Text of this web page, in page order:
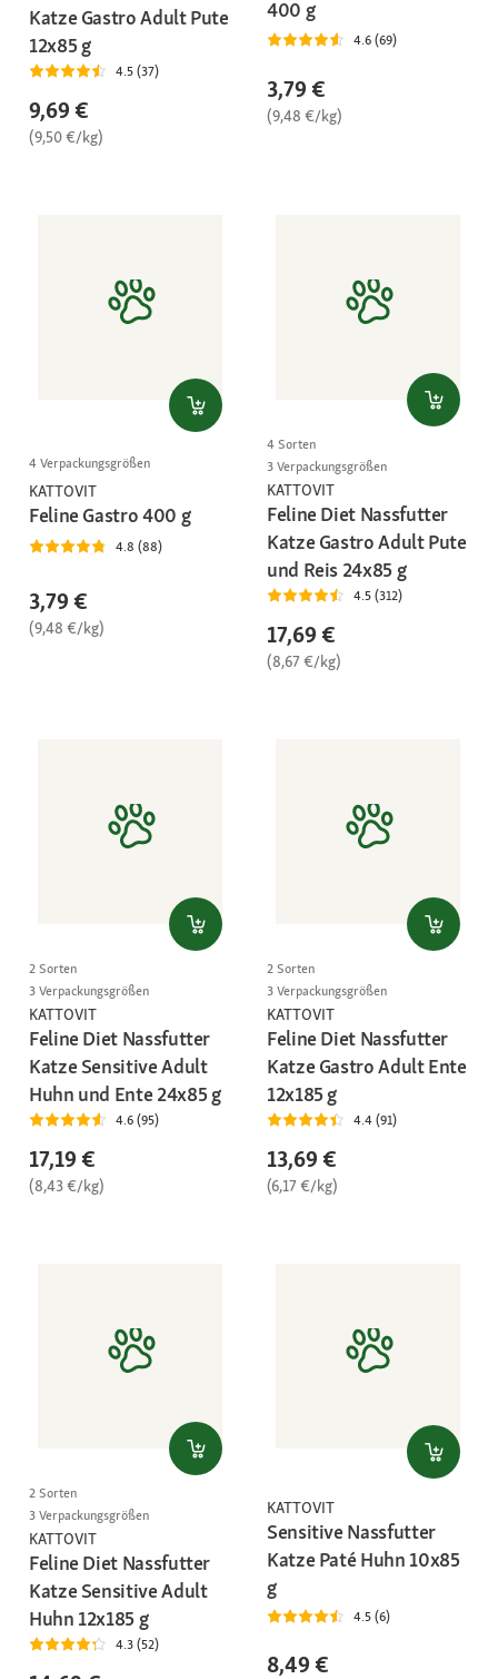
Katze Gastro Adult Pute
12x85 g
4.5 (37)
9,69 €
(9,50 €/kg)
400 g
4.6 (69)
3,79 €
(9,48 €/kg)
4 Verpackungsgrößen
KATTOVIT
Feline Gastro 400 g
4.8 (88)
3,79 €
(9,48 €/kg)
4 Sorten
3 Verpackungsgrößen
KATTOVIT
Feline Diet Nassfutter
Katze Gastro Adult Pute
und Reis 24x85 g
4.5 (312)
17,69 €
(8,67 €/kg)
2 Sorten
3 Verpackungsgrößen
KATTOVIT
Feline Diet Nassfutter
Katze Sensitive Adult
Huhn und Ente 24x85 g
4.6 (95)
17,19 €
(8,43 €/kg)
2 Sorten
3 Verpackungsgrößen
KATTOVIT
Feline Diet Nassfutter
Katze Gastro Adult Ente
12x185 g
4.4 (91)
13,69 €
(6,17 €/kg)
2 Sorten
3 Verpackungsgrößen
KATTOVIT
Feline Diet Nassfutter
Katze Sensitive Adult
Huhn 12x185 g
4.3 (52)
KATTOVIT
Sensitive Nassfutter
Katze Paté Huhn 10x85
g
4.5 (6)
8,49 €